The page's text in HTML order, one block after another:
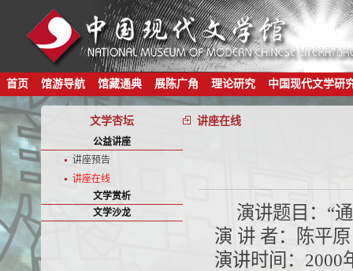
首页 馆游导航 馆藏通典 展陈广角 理论研究 中国现代文学研
文学杏坛 讲座在线
公益讲座
讲座预告
讲座在线
文学赏析
文学沙龙
演讲题目：“
演 讲 者：陈平
演讲时间：2000